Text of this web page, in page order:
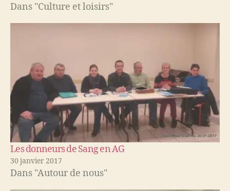
Dans "Culture et loisirs"
Les donneurs de Sang en AG
30 janvier 2017
Dans "Autour de nous"